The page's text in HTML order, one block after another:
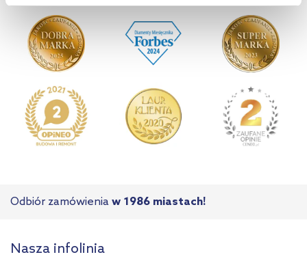
Aby uzyskać więcej informacji na temat plików plików cookie,
kliknij „Ustawienia plików cookie”.Jeśli chcesz uzyskać więcej
informacji na temat plików cookie i tego, dlaczego ich przepisy,
przejdź do zakładek „Informacje o plikach cookie”.
Odbiór zamówienia w 1986 miastach!
Nasza infolinia